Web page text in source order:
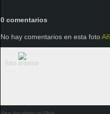
0 comentarios
No hay comentarios en esta foto
foto anterior
View this photo on Flickr